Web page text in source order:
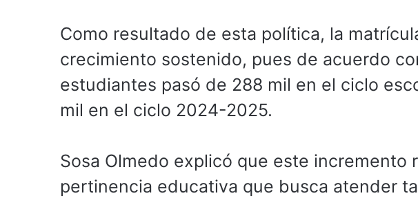
Como resultado de esta política, la
crecimiento sostenido, pues de acuerdo
estudiantes pasó de 288 mil en el ciclo
mil en el ciclo 2024-2025.
Sosa Olmedo explicó que este incremento
pertinencia educativa que busca atender